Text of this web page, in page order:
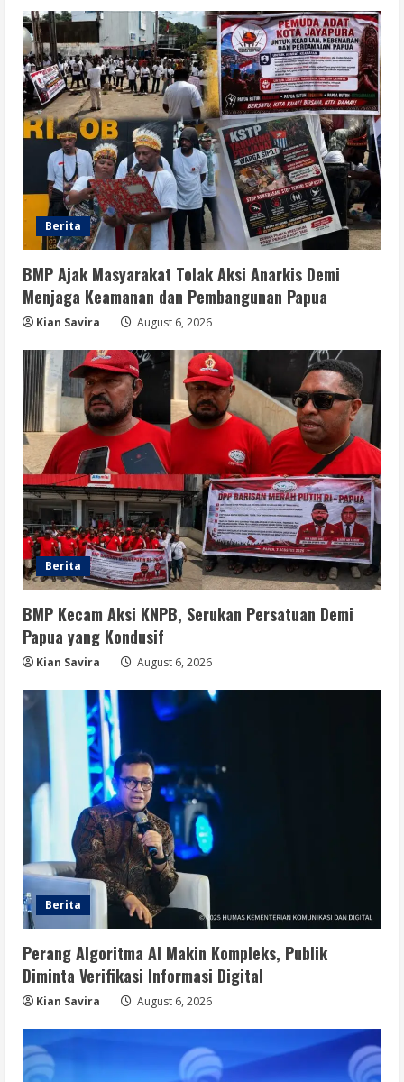
2
3
Berita
Perang Algoritma AI Makin Kompleks,
Publik Diminta Verifikasi Informasi
Digital
August 6, 2026
4
Berita
Pemerintah Perkuat Ekosistem Media
Digital Nasional Hadapi Perang
Algoritma AI
August 6, 2026
5
Opini
Menjawab Perang Algoritma AI dengan
Etika, Verifikasi, dan Media Tepercaya
August 6, 2026
Berita
BMP Ajak Masyarakat Tolak Aksi Anarkis Demi
Menjaga Keamanan dan Pembangunan Papua
Kian Savira August 6, 2026
Berita
BMP Kecam Aksi KNPB, Serukan Persatuan Demi
Papua yang Kondusif
Kian Savira August 6, 2026
Berita
Perang Algoritma AI Makin Kompleks, Publik
Diminta Verifikasi Informasi Digital
Kian Savira August 6, 2026